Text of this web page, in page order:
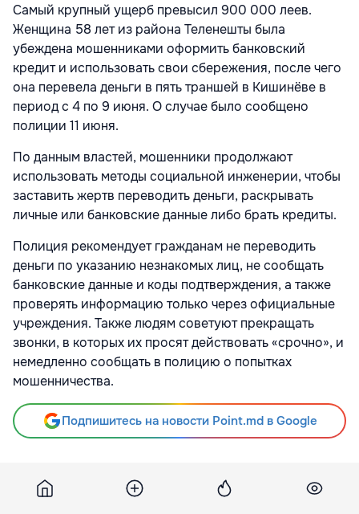
Самый крупный ущерб превысил 900 000 леев.
Женщина 58 лет из района Теленешты была
убеждена мошенниками оформить банковский
кредит и использовать свои сбережения, после чего
она перевела деньги в пять траншей в Кишинёве в
период с 4 по 9 июня. О случае было сообщено
полиции 11 июня.
По данным властей, мошенники продолжают
использовать методы социальной инженерии, чтобы
заставить жертв переводить деньги, раскрывать
личные или банковские данные либо брать кредиты.
Полиция рекомендует гражданам не переводить
деньги по указанию незнакомых лиц, не сообщать
банковские данные и коды подтверждения, а также
проверять информацию только через официальные
учреждения. Также людям советуют прекращать
звонки, в которых их просят действовать «срочно», и
немедленно сообщать в полицию о попытках
мошенничества.
Подпишитесь на новости Point.md в Google